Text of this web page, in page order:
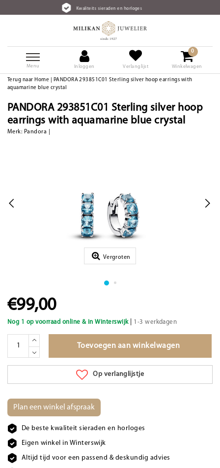
Kwaliteits sieraden en horloges
Menu Inloggen Verlanglijst
0
Winkelwagen
Terug naar Home
PANDORA 293851C01 Sterling silver hoop earrings with
aquamarine blue crystal
PANDORA 293851C01 Sterling silver hoop
earrings with aquamarine blue crystal
Merk: Pandora
Vergroten
€99,00
Nog 1 op voorraad online & in Winterswijk| 1-3 werkdagen
Toevoegen aan winkelwagen
Op verlanglijstje
Plan een winkel afspraak
De beste kwaliteit sieraden en horloges
Eigen winkel in Winterswijk
Altijd tijd voor een passend & deskundig advies